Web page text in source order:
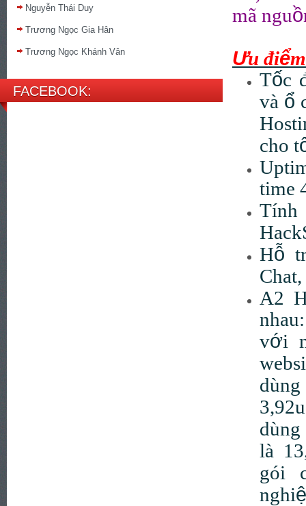
Nguyễn Thái Duy
Trương Ngọc Gia Hân
Trương Ngọc Khánh Vân
FACEBOOK:
mã nguồ
Ưu điể
Tốc
và ổ
cho t
time
Hỗ
A2
với
dùng
là
gói
nghiệ